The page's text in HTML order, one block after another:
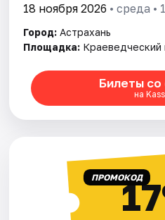
18 ноября 2026 • среда •
Город: Астрахань
Площадка: Краеведческий
Билеты со
на
ПРОМОКОД